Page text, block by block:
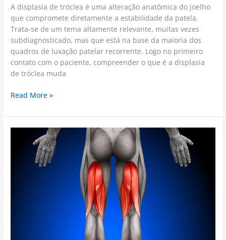
A displasia de tróclea é uma alteração anatômica do joelho
que compromete diretamente a estabilidade da patela.
Trata-se de um tema altamente relevante, muitas vezes
subdiagnosticado, mas que está na base da maioria dos
quadros de luxação patelar recorrente. Logo no primeiro
contato com o paciente, compreender o que é a displasia
de tróclea muda
Read More »
Isquiotibiais:
anatomia